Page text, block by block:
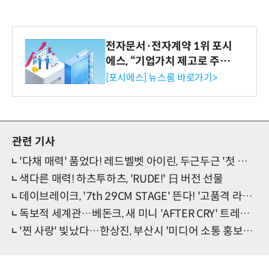
전자문서·전자계약 1위 포시
에스, “기업가치 제고로 주주
환원 강화” 계획 공시
[포시에스] 뉴스룸 바로가기>
관련 기사
'다채 매력' 품었다! 레드벨벳 아이린, 두근두근 '첫 정규' 임박
색다른 매력! 하츠투하츠, 'RUDE!' 日 버전 선물
데이브레이크, '7th 29CM STAGE' 뜬다! '고품격 라이브' 기대
독보적 세계관…베돈크, 새 미니 'AFTER CRY' 트레일러
'찐 사랑' 빛났다…한상진, 부산시 '미디어 소통 홍보대사'